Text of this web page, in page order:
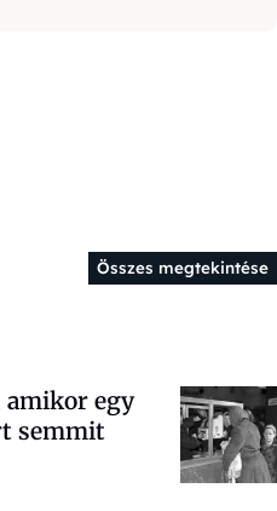
Összes megtekintése
egy
semmit